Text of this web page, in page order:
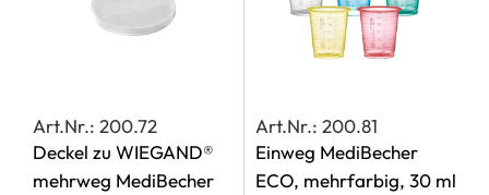
Art.Nr.: 200.72
Deckel zu WIEGAND®
mehrweg MediBecher
Art.Nr.: 200.81
Einweg MediBecher
ECO, mehrfarbig, 30 ml